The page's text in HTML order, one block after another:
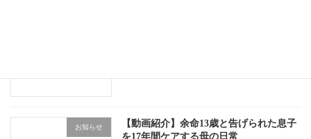
お知らせ
【動画紹介】余命13歳と告げられた息子
を17年間ケアする母の日常